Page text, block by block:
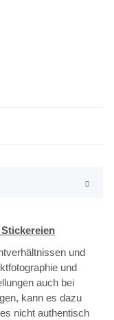
und
und
auch bei
kann es dazu
nicht authentisch